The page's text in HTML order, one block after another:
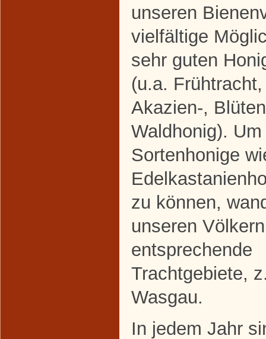
unseren
vielfältige
sehr guten
(u.a.
Akazien-,
Waldhonig).
Sortenhonige
zu können,
unseren
entsprechende
Trachtgebiete,
Wasgau.
In jedem Jahr